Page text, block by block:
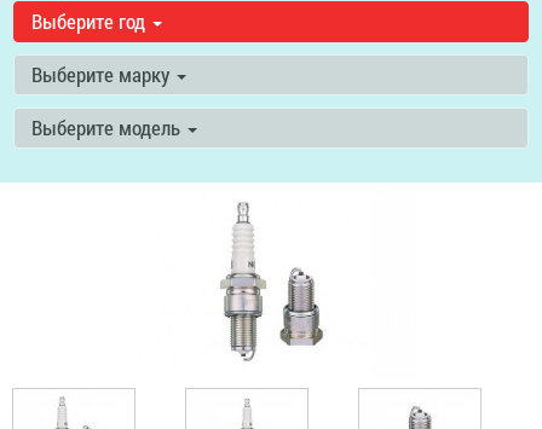
Выберите год
Выберите марку
Выберите модель